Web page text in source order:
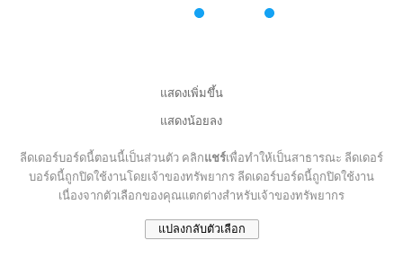
แสดงเพิ่มขึ้น
แสดงน้อยลง
ลีดเดอร์บอร์ดนี้ตอนนี้เป็นส่วนตัว คลิกแชร์เพื่อทำให้เป็นสาธารณะ ลีดเดอร์
บอร์ดนี้ถูกปิดใช้งานโดยเจ้าของทรัพยากร ลีดเดอร์บอร์ดนี้ถูกปิดใช้งาน
เนื่องจากตัวเลือกของคุณแตกต่างสำหรับเจ้าของทรัพยากร
แปลงกลับตัวเลือก